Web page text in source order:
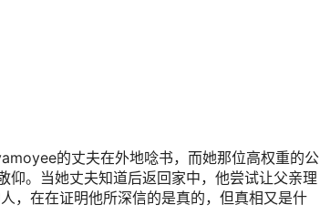
的丈夫在外地唸书，而她那位高权重的公
仰。当她丈夫知道后返回家中，他尝试让父亲理
，在在证明他所深信的是真的，但真相又是什